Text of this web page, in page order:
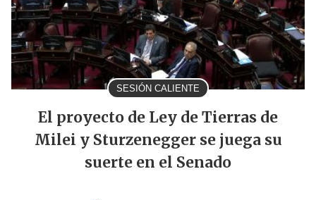
SESIÓN CALIENTE
El proyecto de Ley de Tierras de
Milei y Sturzenegger se juega su
suerte en el Senado